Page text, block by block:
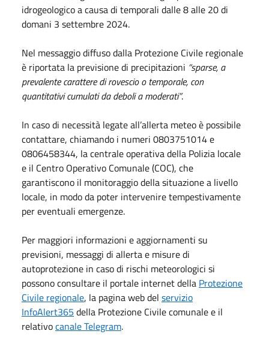
idrogeologico a causa di temporali dalle 8 alle 20 di
domani 3 settembre 2024.
Nel messaggio diffuso dalla Protezione Civile regionale
è riportata la previsione di precipitazioni “sparse, a
prevalente carattere di rovescio o temporale, con
quantitativi cumulati da deboli a moderati”.
In caso di necessità legate all’allerta meteo è possibile
contattare, chiamando i numeri 0803751014 e
0806458344, la centrale operativa della Polizia locale
e il Centro Operativo Comunale (COC), che
garantiscono il monitoraggio della situazione a livello
locale, in modo da poter intervenire tempestivamente
per eventuali emergenze.
Per maggiori informazioni e aggiornamenti su
previsioni, messaggi di allerta e misure di
autoprotezione in caso di rischi meteorologici si
possono consultare il portale internet della Protezione
Civile regionale, la pagina web del servizio
InfoAlert365 della Protezione Civile comunale e il
relativocanale Telegram.